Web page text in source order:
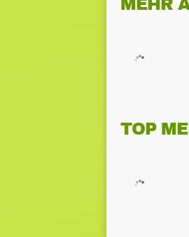
MEHR
TOP